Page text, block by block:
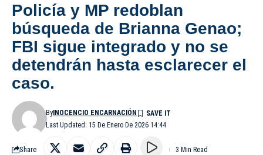
Policía y MP redoblan
búsqueda de Brianna Genao;
FBI sigue integrado y no se
detendrán hasta esclarecer el
caso.
Last Updated: 15 De Enero De 2026 14:44
ByINOCENCIO ENCARNACIÓN
Share 3 Min Read